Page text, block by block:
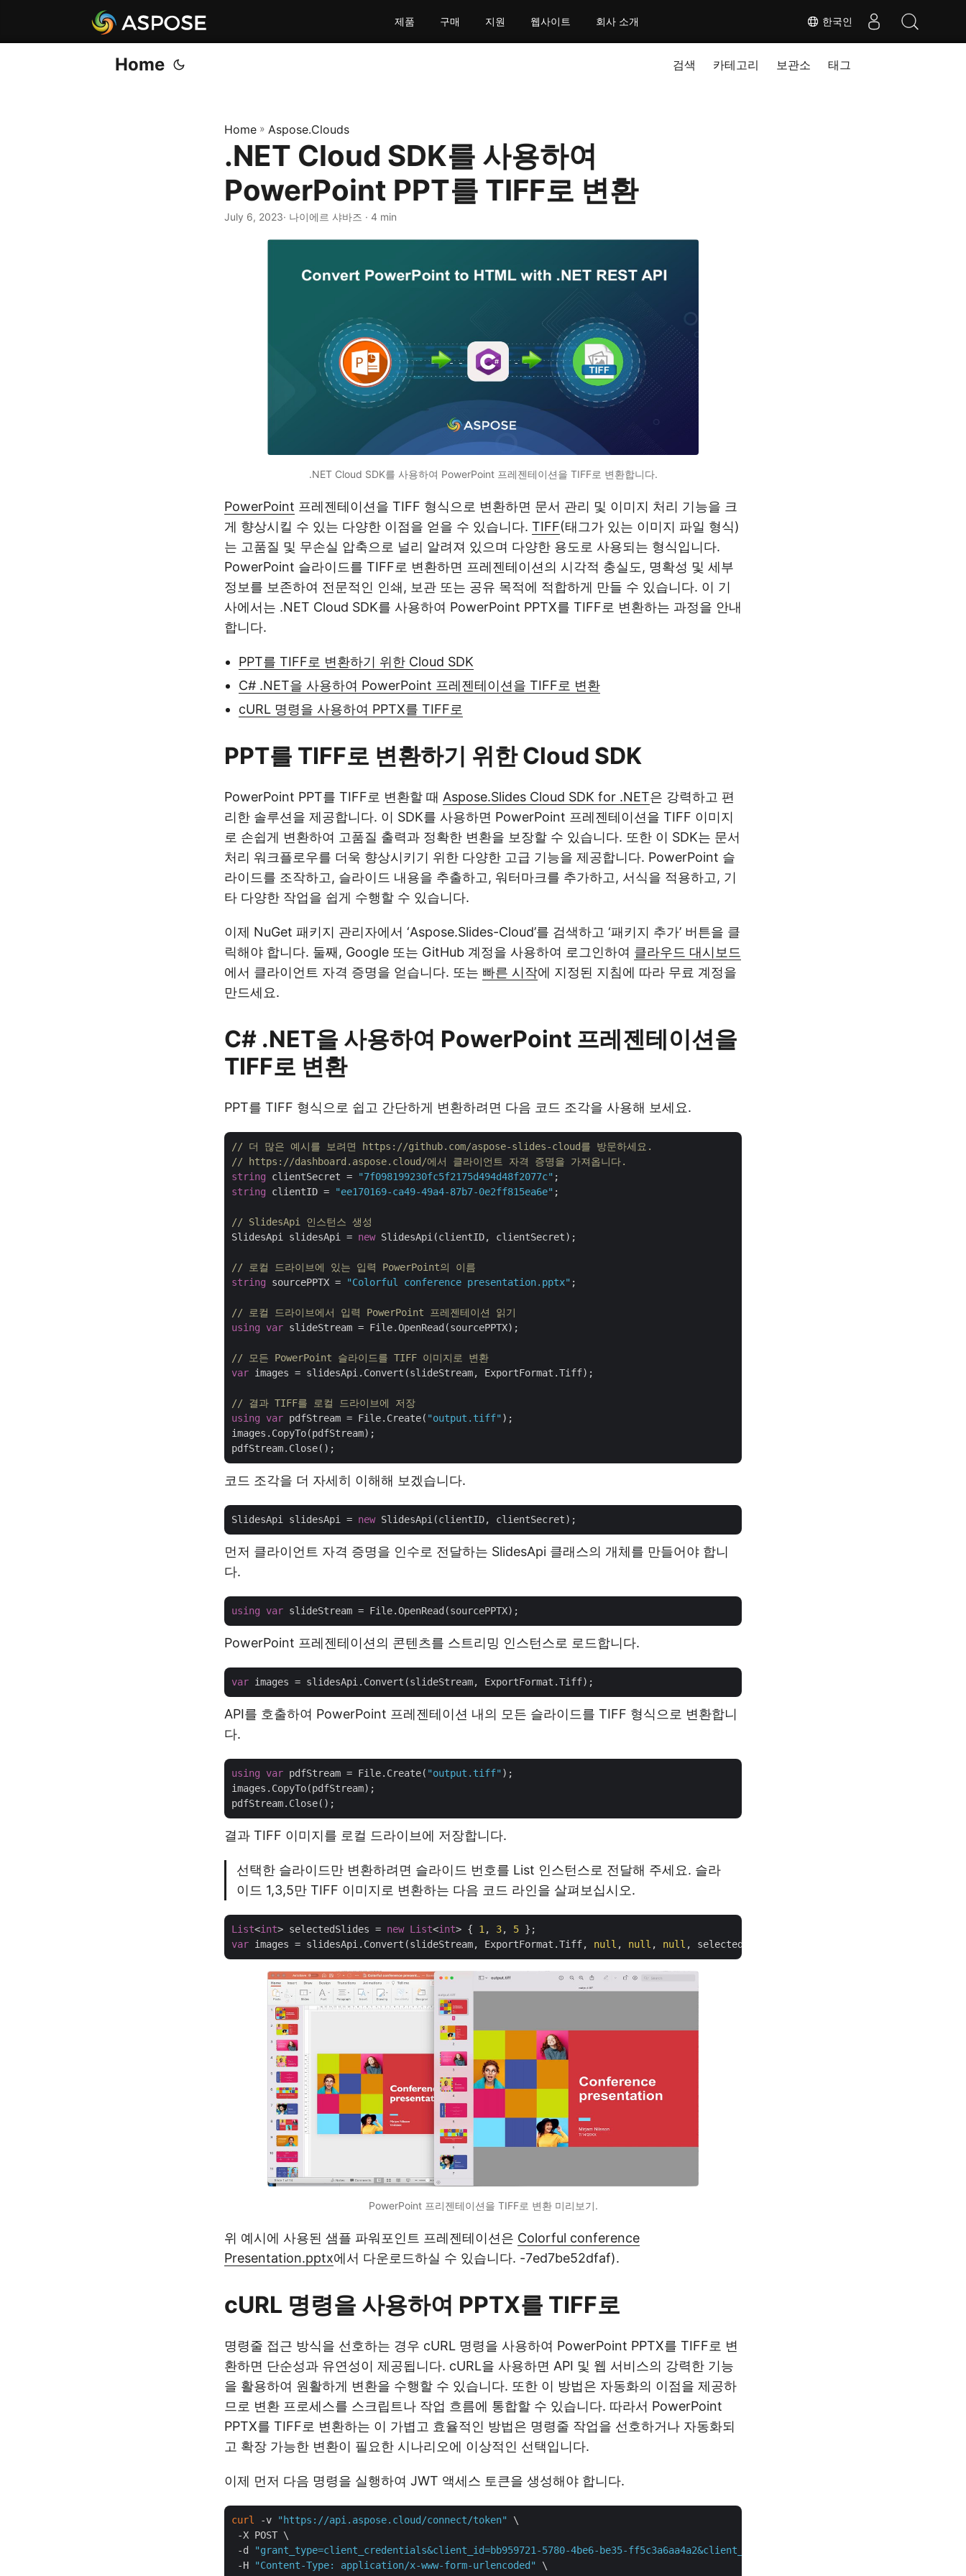
한국인
제품 구매 지원 웹사이트 회사 소개
Home 검색 카테고리 보관소 태그
Home » Aspose.Clouds
.NET Cloud SDK를 사용하여
PowerPoint PPT를 TIFF로 변환
July 6, 2023· 나이에르 샤바즈 · 4 min
.NET Cloud SDK를 사용하여 PowerPoint 프레젠테이션을 TIFF로 변환합니다.
PowerPoint 프레젠테이션을 TIFF 형식으로 변환하면 문서 관리 및 이미지 처리 기능을 크
게 향상시킬 수 있는 다양한 이점을 얻을 수 있습니다. TIFF(태그가 있는 이미지 파일 형식)
는 고품질 및 무손실 압축으로 널리 알려져 있으며 다양한 용도로 사용되는 형식입니다.
PowerPoint 슬라이드를 TIFF로 변환하면 프레젠테이션의 시각적 충실도, 명확성 및 세부
정보를 보존하여 전문적인 인쇄, 보관 또는 공유 목적에 적합하게 만들 수 있습니다. 이 기
사에서는 .NET Cloud SDK를 사용하여 PowerPoint PPTX를 TIFF로 변환하는 과정을 안내
합니다.
PPT를 TIFF로 변환하기 위한 Cloud SDK
C# .NET을 사용하여 PowerPoint 프레젠테이션을 TIFF로 변환
cURL 명령을 사용하여 PPTX를 TIFF로
PPT를 TIFF로 변환하기 위한 Cloud SDK
PowerPoint PPT를 TIFF로 변환할 때 Aspose.Slides Cloud SDK for .NET은 강력하고 편
리한 솔루션을 제공합니다. 이 SDK를 사용하면 PowerPoint 프레젠테이션을 TIFF 이미지
로 손쉽게 변환하여 고품질 출력과 정확한 변환을 보장할 수 있습니다. 또한 이 SDK는 문서
처리 워크플로우를 더욱 향상시키기 위한 다양한 고급 기능을 제공합니다. PowerPoint 슬
라이드를 조작하고, 슬라이드 내용을 추출하고, 워터마크를 추가하고, 서식을 적용하고, 기
타 다양한 작업을 쉽게 수행할 수 있습니다.
이제 NuGet 패키지 관리자에서 ‘Aspose.Slides-Cloud’를 검색하고 ‘패키지 추가’ 버튼을 클
릭해야 합니다. 둘째, Google 또는 GitHub 계정을 사용하여 로그인하여 클라우드 대시보드
에서 클라이언트 자격 증명을 얻습니다. 또는 빠른 시작에 지정된 지침에 따라 무료 계정을
만드세요.
C# .NET을 사용하여 PowerPoint 프레젠테이션을
TIFF로 변환
PPT를 TIFF 형식으로 쉽고 간단하게 변환하려면 다음 코드 조각을 사용해 보세요.
// 더 많은 예시를 보려면 https://github.com/aspose-slides-cloud를 방문하세요.
// https://dashboard.aspose.cloud/에서 클라이언트 자격 증명을 가져옵니다.
string clientSecret = "7f098199230fc5f2175d494d48f2077c"
string clientID = "ee170169-ca49-49a4-87b7-0e2ff815ea6e" ;
// SlidesApi 인스턴스 생성
SlidesApi slidesApi = new SlidesApi(clientID, clientSecret);
// 로컬 드라이브에 있는 입력 PowerPoint의 이름
string sourcePPTX = "Colorful conference presentation.pptx" ;
// 로컬 드라이브에서 입력 PowerPoint 프레젠테이션 읽기
using
var slideStream = File.OpenRead(sourcePPTX);
// 모든 PowerPoint 슬라이드를 TIFF 이미지로 변환
var images = slidesApi.Convert(slideStream, ExportFormat.Tiff);
// 결과 TIFF를 로컬 드라이브에 저장
using
var pdfStream = File.Create( "output.tiff" );
images.CopyTo(pdfStream);
코드 조각을 더 자세히 이해해 보겠습니다.
SlidesApi slidesApi = new
먼저 클라이언트 자격 증명을 인수로 전달하는 SlidesApi 클래스의 개체를 만들어야 합니
다.
using var
PowerPoint 프레젠테이션의 콘텐츠를 스트리밍 인스턴스로 로드합니다.
var
API를 호출하여 PowerPoint 프레젠테이션 내의 모든 슬라이드를 TIFF 형식으로 변환합니
다.
using var pdfStream = File.Create( "output.tiff" );
images.CopyTo(pdfStream);
결과 TIFF 이미지를 로컬 드라이브에 저장합니다.
선택한 슬라이드만 변환하려면 슬라이드 번호를 List 인스턴스로 전달해 주세요. 슬라
이드 1,3,5만 TIFF 이미지로 변환하는 다음 코드 라인을 살펴보십시오.
List<int> selectedSlides = new List<int> { 1 , 3, 5
var images = slidesApi.Convert(slideStream, ExportFormat.Tiff, null , null , null
PowerPoint 프리젠테이션을 TIFF로 변환 미리보기.
위 예시에 사용된 샘플 파워포인트 프레젠테이션은 Colorful conference
Presentation.pptx에서 다운로드하실 수 있습니다. -7ed7be52dfaf).
cURL 명령을 사용하여 PPTX를 TIFF로
명령줄 접근 방식을 선호하는 경우 cURL 명령을 사용하여 PowerPoint PPTX를 TIFF로 변
환하면 단순성과 유연성이 제공됩니다. cURL을 사용하면 API 및 웹 서비스의 강력한 기능
을 활용하여 원활하게 변환을 수행할 수 있습니다. 또한 이 방법은 자동화의 이점을 제공하
므로 변환 프로세스를 스크립트나 작업 흐름에 통합할 수 있습니다. 따라서 PowerPoint
PPTX를 TIFF로 변환하는 이 가볍고 효율적인 방법은 명령줄 작업을 선호하거나 자동화되
고 확장 가능한 변환이 필요한 시나리오에 이상적인 선택입니다.
이제 먼저 다음 명령을 실행하여 JWT 액세스 토큰을 생성해야 합니다.
curl -v "https://api.aspose.cloud/connect/token"
\
-X POST \
-d
"grant_type=client_credentials&client_id=bb959721-5780-4be6-be35-
-H
"Content-Type: application/x-www-form-urlencoded"
\